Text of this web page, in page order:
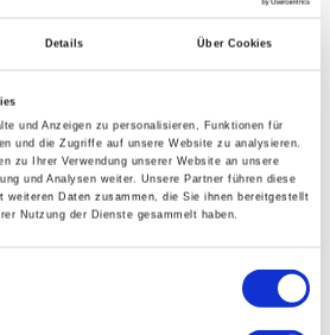
Details Über Cookies
und Anzeigen zu personalisieren, Funktionen für
und die Zugriffe auf unsere Website zu analysieren.
zu Ihrer Verwendung unserer Website an unsere
und Analysen weiter. Unsere Partner führen diese
weiteren Daten zusammen, die Sie ihnen bereitgestellt
Nutzung der Dienste gesammelt haben.